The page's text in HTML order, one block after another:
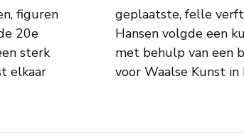
figuren
20e
sterk
elkaar
van.
voor Waalse Kunst